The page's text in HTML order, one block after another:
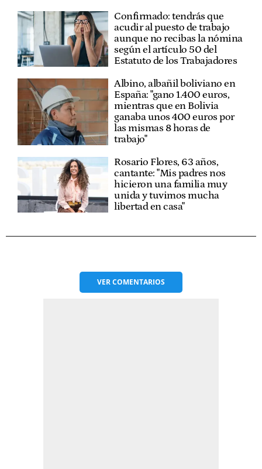
Confirmado: tendrás que
acudir al puesto de trabajo
aunque no recibas la nómina
según el artículo 50 del
Estatuto de los Trabajadores
Albino, albañil boliviano en
España: "gano 1.400 euros,
mientras que en Bolivia
ganaba unos 400 euros por
las mismas 8 horas de
trabajo"
Rosario Flores, 63 años,
cantante: "Mis padres nos
hicieron una familia muy
unida y tuvimos mucha
libertad en casa"
VERCOMENTARIOS